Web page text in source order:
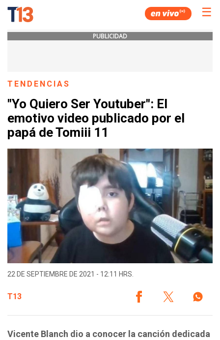
☰
PUBLICIDAD
TENDENCIAS
"Yo Quiero Ser Youtuber": El
emotivo video publicado por el
papá de Tomiii 11
22 DE SEPTIEMBRE DE 2021 - 12:11 HRS.
T13
Vicente Blanch dio a conocer la canción dedicada